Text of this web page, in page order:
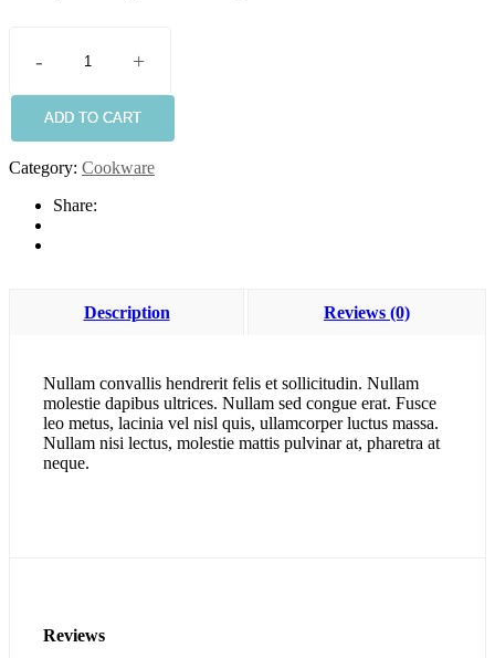
-
Bitcoin
The
Trenches
+
ADD TO CART
Category: Cookware
Share:
Description Reviews (0)
Nullam convallis hendrerit felis et sollicitudin. Nullam
molestie dapibus ultrices. Nullam sed congue erat. Fusce
leo metus, lacinia vel nisl quis, ullamcorper luctus massa.
Nullam nisi lectus, molestie mattis pulvinar at, pharetra at
neque.
Reviews